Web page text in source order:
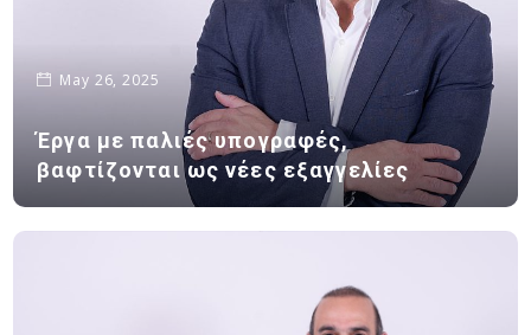
May 26, 2025
Έργα με παλιές υπογραφές,
βαφτίζονται ως νέες εξαγγελίες